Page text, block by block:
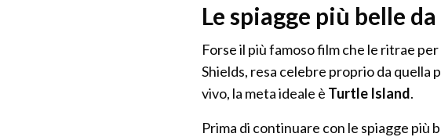
Le spiagge più belle
Forse il più famoso film che le ritrae
Shields, resa celebre proprio da quella
vivo, la meta ideale è Turtle Island.
Prima di continuare con le spiagge più